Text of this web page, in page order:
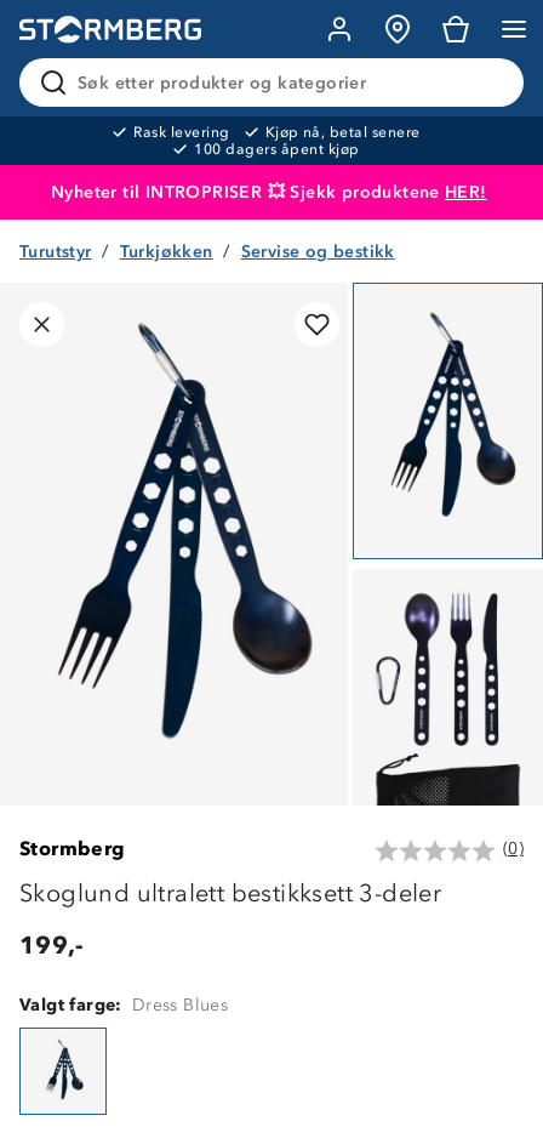
Søk etter produkter og kategorier
Rask levering
Kjøp nå, betal senere
100 dagers åpent kjøp
Nyheter til INTROPRISER 💥 Sjekk produktene HER!
Produktet er lagt i handlekurven Til kassen
Turutstyr Turkjøkken Servise og bestikk
Stormberg (0)
Skoglund ultralett bestikksett 3-deler
199,-
Valgt farge: Dress Blues